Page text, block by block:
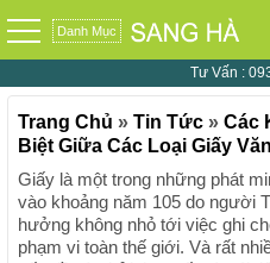
Danh Mục
Tư Vấn :
Trang Chủ » Tin Tức » Các
Biệt Giữa Các Loại Giấy
Giấy là một trong những phát
vào khoảng năm 105 do người
hưởng không nhỏ tới việc ghi
phạm vi toàn thế giới. Và rất